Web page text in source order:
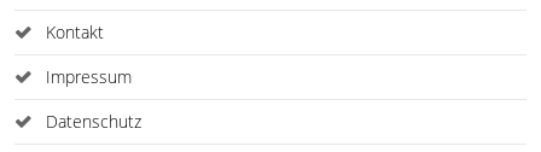
Kontakt
Impressum
Datenschutz